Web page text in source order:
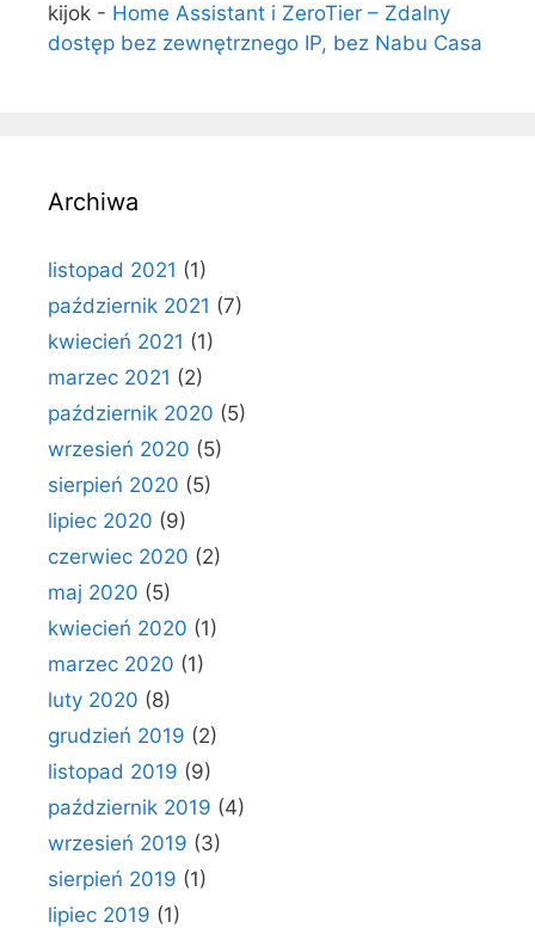
kijok - Home Assistant i ZeroTier – Zdalny
dostęp bez zewnętrznego IP, bez Nabu Casa
Archiwa
listopad 2021 (1)
październik 2021 (7)
kwiecień 2021 (1)
marzec 2021 (2)
październik 2020 (5)
wrzesień 2020 (5)
sierpień 2020 (5)
lipiec 2020 (9)
czerwiec 2020 (2)
maj 2020 (5)
kwiecień 2020 (1)
marzec 2020 (1)
luty 2020 (8)
grudzień 2019 (2)
listopad 2019 (9)
październik 2019 (4)
wrzesień 2019 (3)
sierpień 2019 (1)
lipiec 2019 (1)